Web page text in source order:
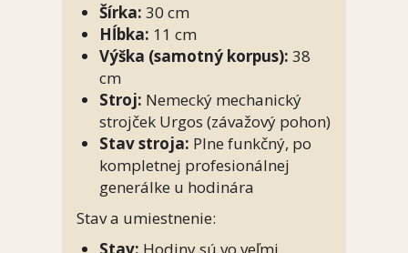
Šírka: 30 cm
Hĺbka: 11 cm
Výška (samotný korpus): 38
cm
Stroj: Nemecký mechanický
strojček Urgos (závažový pohon)
Stav stroja: Plne funkčný, po
kompletnej profesionálnej
generálke u hodinára
Stav a umiestnenie:
Stav: Hodiny sú vo veľmi